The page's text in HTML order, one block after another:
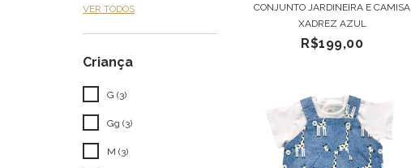
VER TODOS
Criança
G (3)
Gg (3)
M (3)
CONJUNTO JARDINEIRA E CAMISA
XADREZ AZUL
R$199,00